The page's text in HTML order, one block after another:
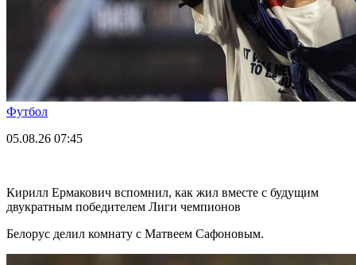
Футбол
05.08.26 07:45
Кирилл Ермакович вспомнил, как жил вместе с будущим
двукратным победителем Лиги чемпионов
Белорус делил комнату с Матвеем Сафоновым.